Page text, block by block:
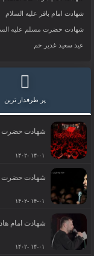
شهادت امام باقر علیه السلام
شهادت حضرت مسلم علیه
عید سعید غدیر خم
پر طرفدار ترین
شهادت حضرت
۱۴-۰۱ -۱۴۰۲
شهادت حضرت ام البنین
۱۴-۰۱ -۱۴۰۲
شهادت امام
۱۴-۰۱ -۱۴۰۲